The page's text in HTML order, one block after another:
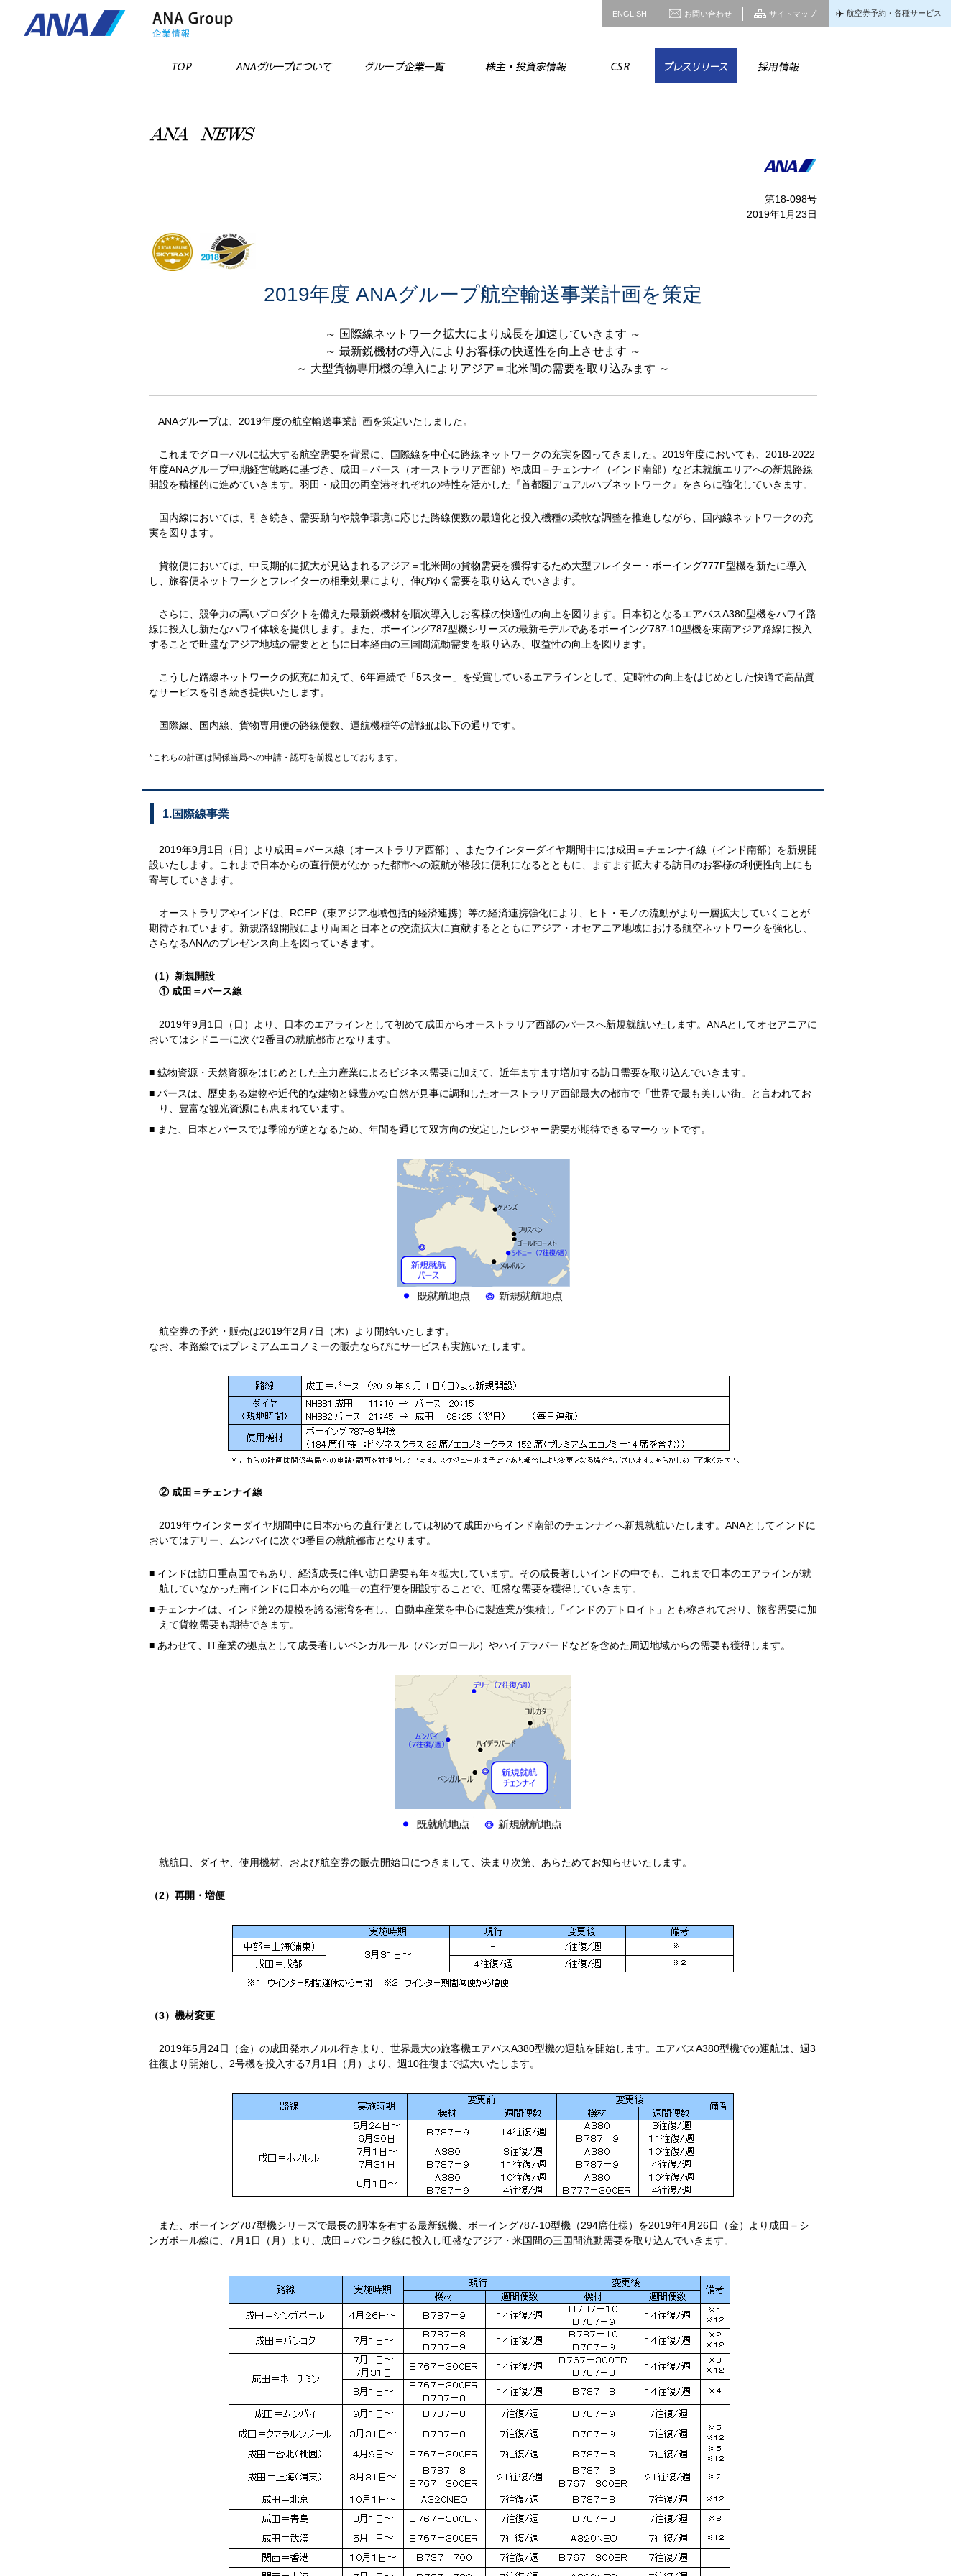
ENGLISH お問い合わせ サイトマップ 航空券予約・各種サービス
第18-098号
2019年1月23日
2019年度 ANAグループ航空輸送事業計画を策定
～ 国際線ネットワーク拡大により成長を加速していきます ～
～ 最新鋭機材の導入によりお客様の快適性を向上させます ～
～ 大型貨物専用機の導入によりアジア＝北米間の需要を取り込みます ～
ANAグループは、2019年度の航空輸送事業計画を策定いたしました。
これまでグローバルに拡大する航空需要を背景に、国際線を中心に路線ネットワークの充実を図ってきました。2019年度においても、2018-2022
年度ANAグループ中期経営戦略に基づき、成田＝パース（オーストラリア西部）や成田＝チェンナイ（インド南部）など未就航エリアへの新規路線
開設を積極的に進めていきます。羽田・成田の両空港それぞれの特性を活かした『首都圏デュアルハブネットワーク』をさらに強化していきます。
国内線においては、引き続き、需要動向や競争環境に応じた路線便数の最適化と投入機種の柔軟な調整を推進しながら、国内線ネットワークの充
実を図ります。
貨物便においては、中長期的に拡大が見込まれるアジア＝北米間の貨物需要を獲得するため大型フレイター・ボーイング777F型機を新たに導入
し、旅客便ネットワークとフレイターの相乗効果により、伸びゆく需要を取り込んでいきます。
さらに、競争力の高いプロダクトを備えた最新鋭機材を順次導入しお客様の快適性の向上を図ります。日本初となるエアバスA380型機をハワイ路
線に投入し新たなハワイ体験を提供します。また、ボーイング787型機シリーズの最新モデルであるボーイング787-10型機を東南アジア路線に投入
することで旺盛なアジア地域の需要とともに日本経由の三国間流動需要を取り込み、収益性の向上を図ります。
こうした路線ネットワークの拡充に加えて、6年連続で「5スター」を受賞しているエアラインとして、定時性の向上をはじめとした快適で高品質
なサービスを引き続き提供いたします。
国際線、国内線、貨物専用便の路線便数、運航機種等の詳細は以下の通りです。
*これらの計画は関係当局への申請・認可を前提としております。
1.国際線事業
2019年9月1日（日）より成田＝パース線（オーストラリア西部）、またウインターダイヤ期間中には成田＝チェンナイ線（インド南部）を新規開
設いたします。これまで日本からの直行便がなかった都市への渡航が格段に便利になるとともに、ますます拡大する訪日のお客様の利便性向上にも
寄与していきます。
オーストラリアやインドは、RCEP（東アジア地域包括的経済連携）等の経済連携強化により、ヒト・モノの流動がより一層拡大していくことが
期待されています。新規路線開設により両国と日本との交流拡大に貢献するとともにアジア・オセアニア地域における航空ネットワークを強化し、
さらなるANAのプレゼンス向上を図っていきます。
（1）新規開設
① 成田＝パース線
2019年9月1日（日）より、日本のエアラインとして初めて成田からオーストラリア西部のパースへ新規就航いたします。ANAとしてオセアニアに
おいてはシドニーに次ぐ2番目の就航都市となります。
■ 鉱物資源・天然資源をはじめとした主力産業によるビジネス需要に加えて、近年ますます増加する訪日需要を取り込んでいきます。
■ パースは、歴史ある建物や近代的な建物と緑豊かな自然が見事に調和したオーストラリア西部最大の都市で「世界で最も美しい街」と言われてお
り、豊富な観光資源にも恵まれています。
■ また、日本とパースでは季節が逆となるため、年間を通じて双方向の安定したレジャー需要が期待できるマーケットです。
航空券の予約・販売は2019年2月7日（木）より開始いたします。
なお、本路線ではプレミアムエコノミーの販売ならびにサービスも実施いたします。
② 成田＝チェンナイ線
2019年ウインターダイヤ期間中に日本からの直行便としては初めて成田からインド南部のチェンナイへ新規就航いたします。ANAとしてインドに
おいてはデリー、ムンバイに次ぐ3番目の就航都市となります。
■ インドは訪日重点国でもあり、経済成長に伴い訪日需要も年々拡大しています。その成長著しいインドの中でも、これまで日本のエアラインが就
航していなかった南インドに日本からの唯一の直行便を開設することで、旺盛な需要を獲得していきます。
■ チェンナイは、インド第2の規模を誇る港湾を有し、自動車産業を中心に製造業が集積し「インドのデトロイト」とも称されており、旅客需要に加
えて貨物需要も期待できます。
■ あわせて、IT産業の拠点として成長著しいベンガルール（バンガロール）やハイデラバードなどを含めた周辺地域からの需要も獲得します。
就航日、ダイヤ、使用機材、および航空券の販売開始日につきまして、決まり次第、あらためてお知らせいたします。
（2）再開・増便
（3）機材変更
2019年5月24日（金）の成田発ホノルル行きより、世界最大の旅客機エアバスA380型機の運航を開始します。エアバスA380型機での運航は、週3
往復より開始し、2号機を投入する7月1日（月）より、週10往復まで拡大いたします。
また、ボーイング787型機シリーズで最長の胴体を有する最新鋭機、ボーイング787-10型機（294席仕様）を2019年4月26日（金）より成田＝シ
ンガポール線に、7月1日（月）より、成田＝バンコク線に投入し旺盛なアジア・米国間の三国間流動需要を取り込んでいきます。